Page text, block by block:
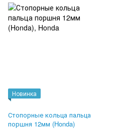
Новинка
Стопорные кольца пальца
поршня 12мм (Honda)